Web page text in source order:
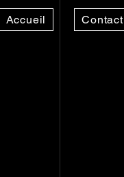
Accueil Contact